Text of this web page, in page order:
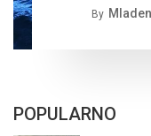
By
POPULARNO